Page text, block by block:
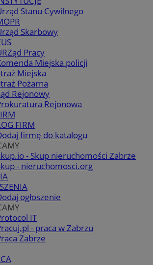
Stanu Cywilnego
Skarbowy
Pracy
Miejska policji
Miejska
Pożarna
Rejonowy
Rejonowa
FIRM
firmę do katalogu
- Skup nieruchomości Zabrze
- nieruchomosci.org
ogłoszenie
IT
- praca w Zabrzu
Zabrze